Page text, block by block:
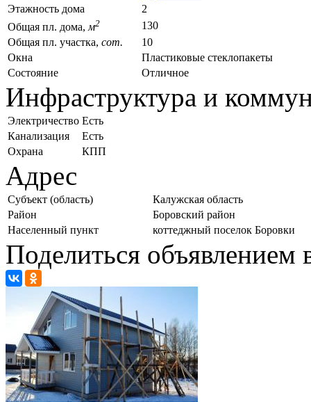
Этажность дома
2
Общая пл. дома, м2
130
Общая пл. участка, сот.
10
Окна
Пластиковые стеклопакеты
Состояние
Отличное
Инфраструктура и
Электричество Есть
Канализация
Есть
Охрана
КПП
Адрес
Субъект (область)
Калужская область
Район
Боровский район
Населенный пункт
коттеджный поселок Боровки
Поделиться объявлением